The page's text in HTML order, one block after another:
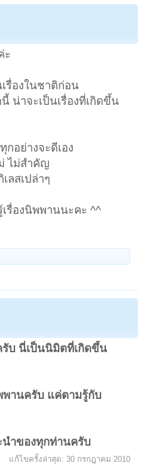
ะ
รื่องในชาติก่อน
น่าจะเป็นเรื่องที่เกิดขึ้น
อย่างจะดีเอง
ไม่สำคัญ
ลสเปล่าๆ
รื่องนิพพานนะคะ ^^
รับ นี่เป็นนิมิตที่เกิดขึ้น
พานครับ แค่ตามรู้กับ
ำของทุกท่านครับ
แก้ไขครั้งล่าสุด: 30 กรกฎาคม 2010